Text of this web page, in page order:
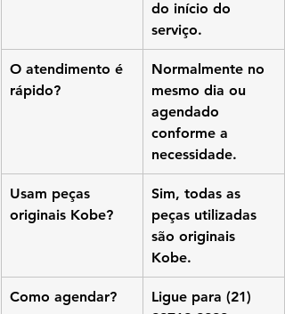
do início do
serviço.
O atendimento é
rápido?
Normalmente no
mesmo dia ou
agendado
conforme a
necessidade.
Usam peças
originais Kobe?
Sim, todas as
peças utilizadas
são originais
Kobe.
Como agendar?
Ligue para (21)